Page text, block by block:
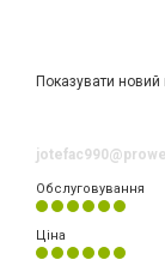
Показувати новий
Обслуговування
Ціна